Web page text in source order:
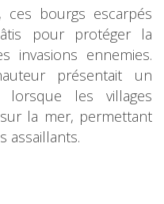
ces bourgs escarpés
pour protéger la
invasions ennemies.
présentait un
lorsque les villages
la mer, permettant
assaillants.